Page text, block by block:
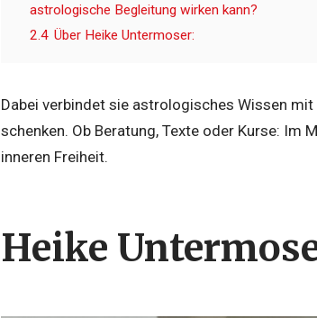
astrologische Begleitung wirken kann?
2.4 Über Heike Untermoser:
Dabei verbindet sie astrologisches Wissen
schenken. Ob Beratung, Texte oder Kurse:
inneren Freiheit.
Heike